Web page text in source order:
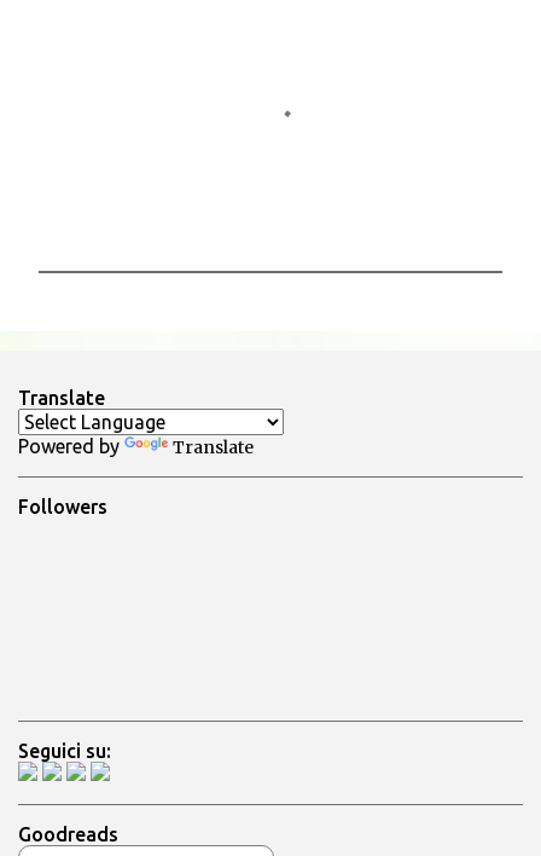
a
u
n
o
m
Translate
Powered by Translate
Followers
Seguici su:
Goodreads